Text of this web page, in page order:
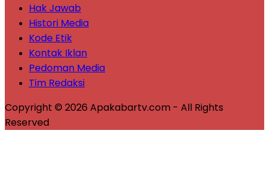
Hak Jawab
Histori Media
Kode Etik
Kontak Iklan
Pedoman Media
Tim Redaksi
Copyright © 2026 Apakabartv.com - All Rights
Reserved